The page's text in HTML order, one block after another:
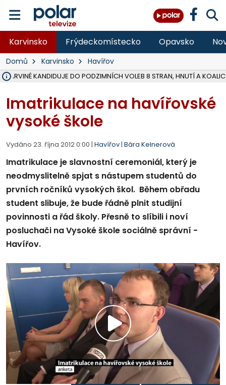
Karvinsko Frýdeckomístecko Opavsko
Domů Karvinsko Havířov
V KARVINÉ KANDIDUJE DO PODZIMNÍCH VOLEB 8 STRAN, HNUTÍ A KOALIC
Imatrikulace na havířovské
vysoké škole
Vydáno 23. října 2012 0:00 | Havířov | Bára Kelnerová
Imatrikulace je slavnostní ceremoniál, který je
neodmyslitelně spjat s nástupem studentů do
prvních ročníků vysokých škol. Během obřadu
student slibuje, že bude řádně plnit studijní
povinnosti a řád školy. Přesně to slíbili i noví
posluchači na Vysoké škole sociálně správní -
Havířov.
Přehrát
video